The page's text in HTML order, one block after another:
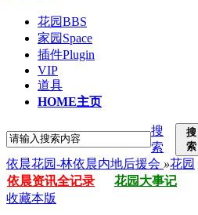
花园BBS
家园 Space
插件Plugin
VIP
道具
HOME主页
搜
索
搜
索
依晨花园-林依晨内地后援会 »花园
依晨资讯全记录
花园大事记
收藏本版